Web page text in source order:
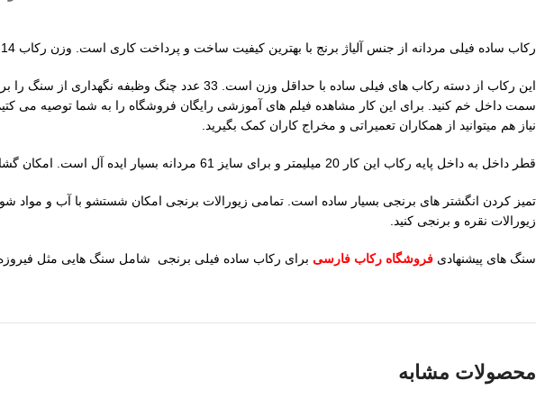
رکاب ساده فیلی مردانه از جنس آلیاژ برنج با بهترین کیفیت ساخت و پرداخت کاری است. وزن رکاب 8.14 گرم و ابعاد محل قرار گیری سنگ آن 25 در 18 میلیمتر است. فرم جای سنگ بصورت بیضی است.
این رکاب از دسته رکاب های فیلی ساده با حداقل
سمت داخل خم کنید. برای این کار مشاهده فیلم های آموزشی رایگان فروشگاه را به شما توصیه می
نیاز هم میتوانید از همکاران تعمیراتی و مخراج کاران کمک بگیرید.
قطر داخل به داخل پایه رکاب این کار 20 میلیمتر و برای سایز 61 مردانه بسیار ایده آل است. امکان گشاد کردن این انگشتر بدون سنگ با استفاده از برجک رکاب و یا میل انداختن توسط همکاران تعمیراتی ما وجود دارد.
تمیز کردن انگشتر های برنجی بسیار ساده است. تمامی زیورالات برنجی امکان شستشو با آب و مواد
زیورالات نقره و برنجی کنید.
سنگ های پیشنهادی فروشگاه رکاب فارسی برای رکاب ساده فیلی برنجی شامل سنگ هایی مثل
محصولات مشابه